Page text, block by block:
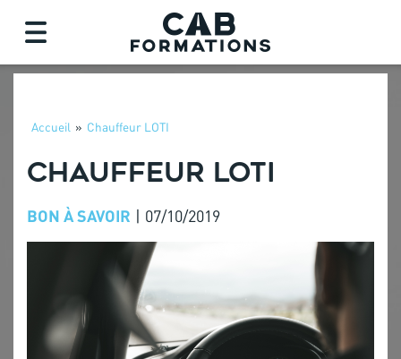
Accueil » Chauffeur LOTI
CHAUFFEUR LOTI
BON À SAVOIR | 07/10/2019